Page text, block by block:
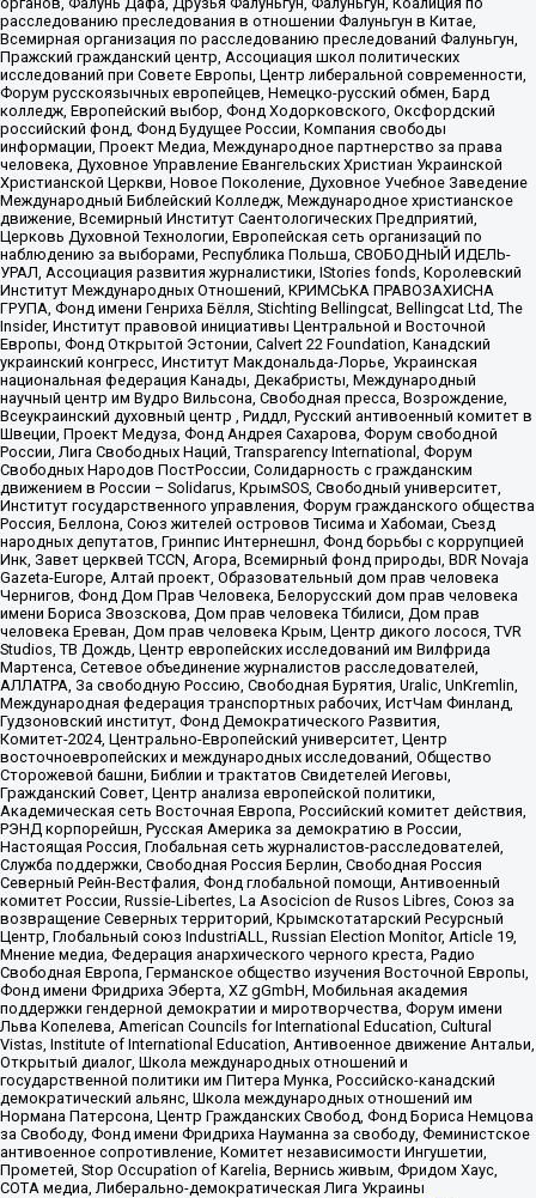
расследованию преследования в отношении Фалуньгун в Китае,
Всемирная организация по расследованию преследований Фалуньгун,
Пражский гражданский центр, Ассоциация школ политических
исследований при Совете Европы, Центр либеральной современности,
Форум русскоязычных европейцев, Немецко-русский обмен, Бард
колледж, Европейский выбор, Фонд Ходорковского, Оксфордский
российский фонд, Фонд Будущее России, Компания свободы
информации, Проект Медиа, Международное партнерство за права
человека, Духовное Управление Евангельских Христиан Украинской
Христианской Церкви, Новое Поколение, Духовное Учебное Заведение
Международный Библейский Колледж, Международное христианское
движение, Всемирный Институт Саентологических Предприятий,
Церковь Духовной Технологии, Европейская сеть организаций по
наблюдению за выборами, Республика Польша, СВОБОДНЫЙ ИДЕЛЬ-
УРАЛ, Ассоциация развития журналистики, IStories fonds, Королевский
Институт Международных Отношений, КРИМСЬКА ПРАВОЗАХИСНА
ГРУПА, Фонд имени Генриха Бёлля, Stichting Bellingcat, Bellingcat Ltd, The
Insider, Институт правовой инициативы Центральной и Восточной
Европы, Фонд Открытой Эстонии, Calvert 22 Foundation, Канадский
украинский конгресс, Институт Макдональда-Лорье, Украинская
национальная федерация Канады, Декабристы, Международный
научный центр им Вудро Вильсона, Свободная пресса, Возрождение,
Всеукраинский духовный центр , Риддл, Русский антивоенный комитет в
Швеции, Проект Медуза, Фонд Андрея Сахарова, Форум свободной
России, Лига Свободных Наций, Transparеncy International, Форум
Свободных Народов ПостРоссии, Солидарность с гражданским
движением в России – Solidarus, КрымSOS, Свободный университет,
Институт государственного управления, Форум гражданского общества
Россия, Беллона, Союз жителей островов Тисима и Хабомаи, Съезд
народных депутатов, Гринпис Интернешнл, Фонд борьбы с коррупцией
Инк, Завет церквей TCCN, Агора, Всемирный фонд природы, BDR Novaja
Gazeta-Europe, Алтай проект, Образовательный дом прав человека
Чернигов, Фонд Дом Прав Человека, Белорусский дом прав человека
имени Бориса Звозскова, Дом прав человека Тбилиси, Дом прав
человека Ереван, Дом прав человека Крым, Центр дикого лосося, TVR
Studios, ТВ Дождь, Центр европейских исследований им Вилфрида
Мартенса, Сетевое объединение журналистов расследователей,
АЛЛАТРА, За свободную Россию, Свободная Бурятия, Uralic, UnKremlin,
Международная федерация транспортных рабочих, ИстЧам Финланд,
Гудзоновский институт, Фонд Демократического Развития,
Комитет-2024, Центрально-Европейский университет, Центр
восточноевропейских и международных исследований, Общество
Сторожевой башни, Библии и трактатов Свидетелей Иеговы,
Гражданский Совет, Центр анализа европейской политики,
Академическая сеть Восточная Европа, Российский комитет действия,
РЭНД корпорейшн, Русская Америка за демократию в России,
Настоящая Россия, Глобальная сеть журналистов-расследователей,
Служба поддержки, Свободная Россия Берлин, Свободная Россия
Северный Рейн-Вестфалия, Фонд глобальной помощи, Антивоенный
комитет России, Russie-Libertes, La Asocicion de Rusos Libres, Союз за
возвращение Северных территорий, Крымскотатарский Ресурсный
Центр, Глобальный союз IndustriALL, Russian Election Monitor, Article 19,
Мнение медиа, Федерация анархического черного креста, Радио
Свободная Европа, Германское общество изучения Восточной Европы,
Фонд имени Фридриха Эберта, XZ gGmbH, Мобильная академия
поддержки гендерной демократии и миротворчества, Форум имени
Льва Копелева, American Councils for International Education, Cultural
Vistas, Institute of International Education, Антивоенное движение Антальи,
Открытый диалог, Школа международных отношений и
государственной политики им Питера Мунка, Российско-канадский
демократический альянс, Школа международных отношений им
Нормана Патерсона, Центр Гражданских Свобод, Фонд Бориса Немцова
за Свободу, Фонд имени Фридриха Науманна за свободу, Феминистское
антивоенное сопротивление, Комитет независимости Ингушетии,
Прометей, Stop Occupation of Karelia, Вернись живым, Фридом Хаус,
СОТА медиа, Либерально-демократическая Лига Украины